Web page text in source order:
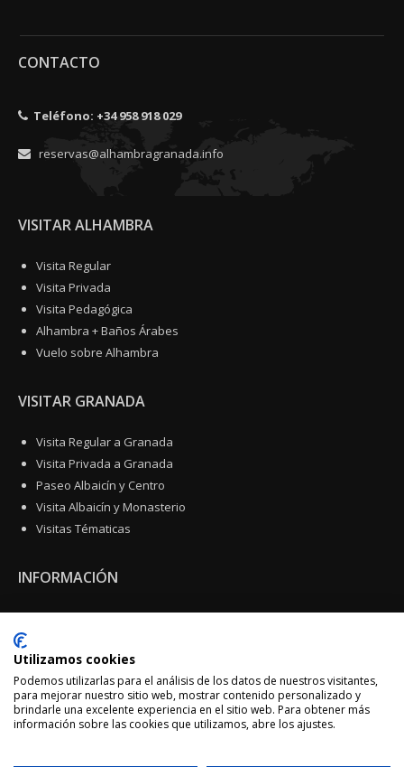
CONTACTO
Teléfono: +34 958 918 029
reservas@alhambragranada.info
VISITAR ALHAMBRA
Visita Regular
Visita Privada
Visita Pedagógica
Alhambra + Baños Árabes
Vuelo sobre Alhambra
VISITAR GRANADA
Visita Regular a Granada
Visita Privada a Granada
Paseo Albaicín y Centro
Visita Albaicín y Monasterio
Visitas Tématicas
INFORMACIÓN
Aviso legal
Condiciones generales
Mi Cuenta
Contacto
Utilizamos cookies
Podemos utilizarlas para el análisis de los datos de nuestros visitantes,
para mejorar nuestro sitio web, mostrar contenido personalizado y
brindarle una excelente experiencia en el sitio web. Para obtener más
información sobre las cookies que utilizamos, abre los ajustes.